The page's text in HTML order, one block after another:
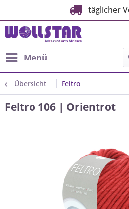
täglicher
Menü
Übersicht Feltro
Feltro 106 | Orientrot